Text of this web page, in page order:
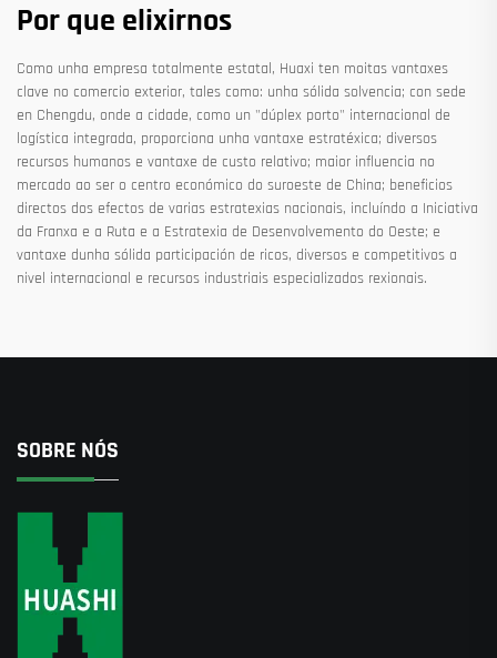
Por que elixirnos
Como unha empresa totalmente estatal, Huaxi ten moitas vantaxes
clave no comercio exterior, tales como: unha sólida solvencia; con sede
en Chengdu, onde a cidade, como un "dúplex porto" internacional de
logística integrada, proporciona unha vantaxe estratéxica; diversos
recursos humanos e vantaxe de custo relativo; maior influencia no
mercado ao ser o centro económico do suroeste de China; beneficios
directos dos efectos de varias estratexias nacionais, incluíndo a Iniciativa
da Franxa e a Ruta e a Estratexia de Desenvolvemento do Oeste; e
vantaxe dunha sólida participación de ricos, diversos e competitivos a
nivel internacional e recursos industriais especializados rexionais.
SOBRE NÓS